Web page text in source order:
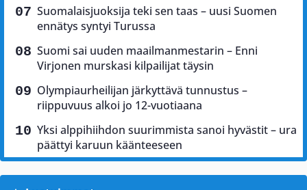
Suomalaisjuoksija teki sen taas – uusi Suomen
ennätys syntyi Turussa
Suomi sai uuden maailmanmestarin – Enni
Virjonen murskasi kilpailijat täysin
Olympiaurheilijan järkyttävä tunnustus –
riippuvuus alkoi jo 12-vuotiaana
Yksi alppihiihdon suurimmista sanoi hyvästit – ura
päättyi karuun käänteeseen